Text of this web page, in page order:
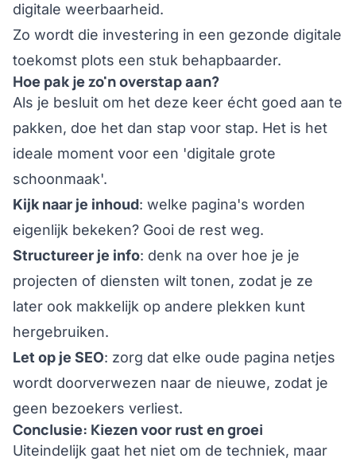
digitale weerbaarheid.
Zo wordt die investering in een gezonde digitale
toekomst plots een stuk behapbaarder.
Hoe pak je zo'n overstap aan?
Als je besluit om het deze keer écht goed aan te
pakken, doe het dan stap voor stap. Het is het
ideale moment voor een 'digitale grote
schoonmaak'.
Kijk naar je inhoud: welke pagina's worden
eigenlijk bekeken? Gooi de rest weg.
Structureer je info: denk na over hoe je je
projecten of diensten wilt tonen, zodat je ze
later ook makkelijk op andere plekken kunt
hergebruiken.
Let op je SEO: zorg dat elke oude pagina netjes
wordt doorverwezen naar de nieuwe, zodat je
geen bezoekers verliest.
Conclusie: Kiezen voor rust en groei
Uiteindelijk gaat het niet om de techniek, maar